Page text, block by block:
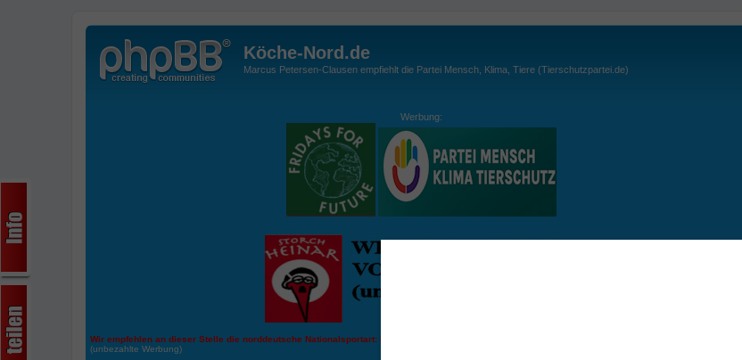
Köche-Nord.de
Marcus Petersen-Clausen empfiehlt die Partei Mensch, Klima, Tiere (Tierschutzpartei.de)
Werbung:
Wir empfehlen an dieser Stelle die norddeutsche Nationalsportart:
(unbezahlte Werbung)